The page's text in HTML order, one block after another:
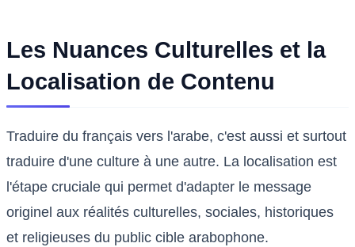
Les Nuances Culturelles et la
Localisation de Contenu
Traduire du français vers l'arabe, c'est aussi et surtout
traduire d'une culture à une autre. La localisation est
l'étape cruciale qui permet d'adapter le message
originel aux réalités culturelles, sociales, historiques
et religieuses du public cible arabophone.